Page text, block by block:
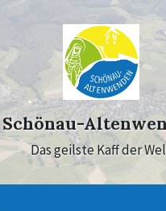
Schönau-
Das geilste Kaff der